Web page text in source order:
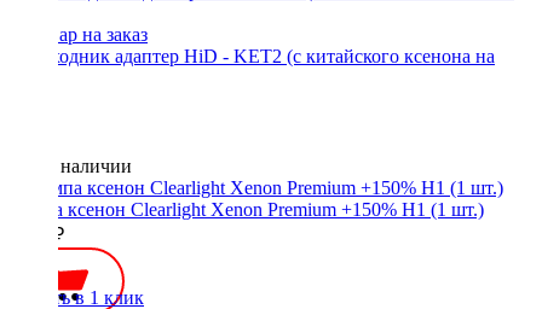
Переходник адаптер HiD - KET2 (с китайского ксенона на
Нет в наличии
Лампа ксенон Clearlight Xenon Premium +150% H1 (1 шт.)
1200 ₽
Купить в 1 клик